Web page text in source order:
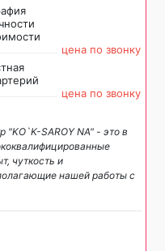
цена по звонку
цена по звонку
"KO`K-SAROY NA" - это в
чуткость и
нашей работы с